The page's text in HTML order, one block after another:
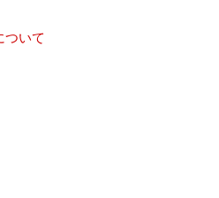
いて